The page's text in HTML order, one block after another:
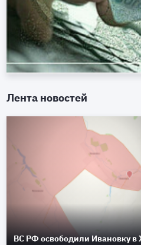
Лента новостей
ВС РФ освободили Ивановку в